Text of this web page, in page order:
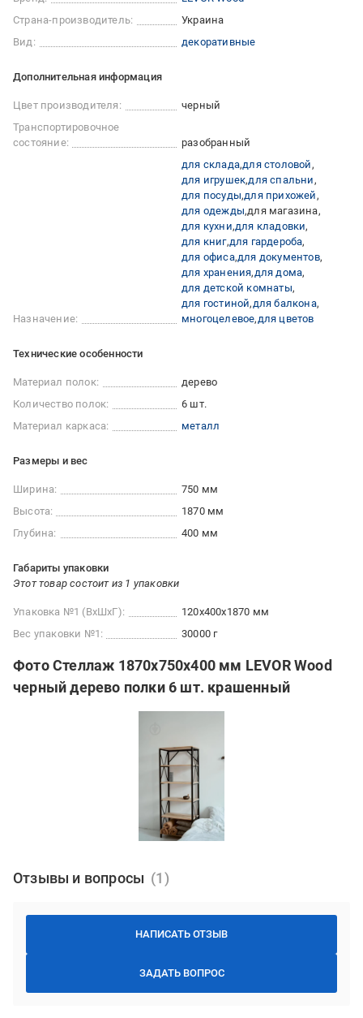
Страна-производитель:
Украина
Вид:
декоративные
Дополнительная информация
Цвет производителя:
черный
Транспортировочное
состояние:
разобранный
Назначение:
для склада для столовой
для игрушек для спальни
для посуды для прихожей
для одежды для магазина
для кухни для кладовки
для книг для гардероба
для офиса для документов
для хранения для дома
для детской комнаты
для гостиной для балкона
многоцелевое для цветов
Технические особенности
Материал полок:
дерево
Количество полок:
6 шт.
Материал каркаса:
металл
Размеры и вес
Ширина:
750 мм
Высота:
1870 мм
Глубина:
400 мм
Габариты упаковки
Этот товар состоит из 1 упаковки
Упаковка №1 (ВхШхГ):
120x400x1870 мм
Вес упаковки №1:
30000 г
Фото Стеллаж 1870x750x400 мм LEVOR Wood
черный дерево полки 6 шт. крашенный
Отзывы и вопросы
НАПИСАТЬ ОТЗЫВ
ЗАДАТЬ ВОПРОС